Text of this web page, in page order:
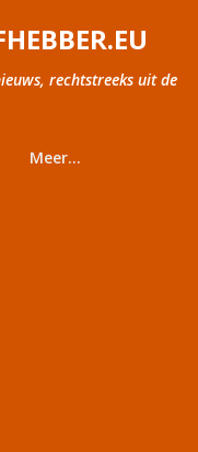
naar hoofdcontent
rechtstreeks uit de
Meer…